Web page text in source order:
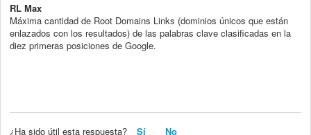
RL Max
Máxima cantidad de Root Domains Links (dominios únicos que están
enlazados con los resultados) de las palabras clave clasificadas en la
diez primeras posiciones de Google.
¿Ha sido útil esta respuesta? Sí No